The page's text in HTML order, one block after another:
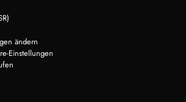
ändern
Einstellungen